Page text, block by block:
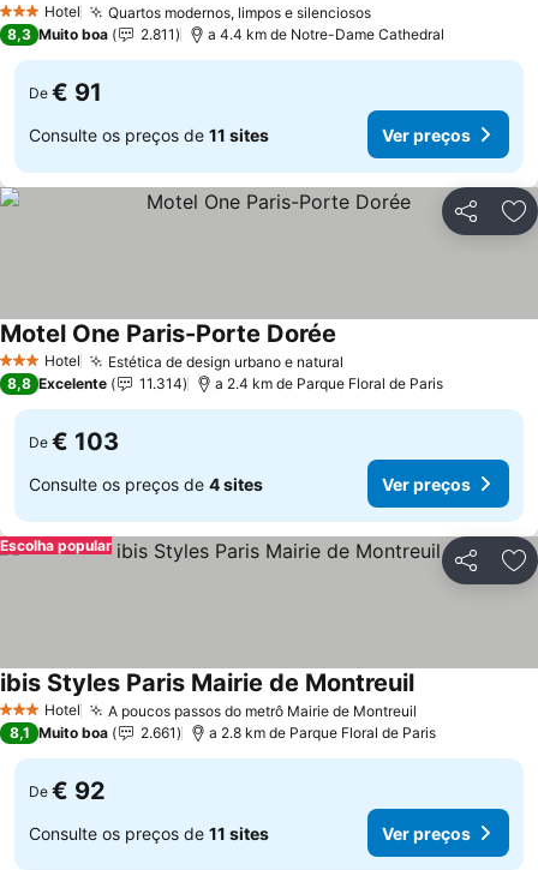
3 EstrelasHotel Quartos modernos, limpos e silenciosos
8,3 Muito boa 2.811 a 4.4 km de Notre-Dame Cathedral
De € 91
Consulte os preços de 11 sites Ver preços
Partilhar
3 EstrelasHotel Estética de design urbano e natural
Motel One Paris-Porte Dorée
8,8 Excelente 11.314 a 2.4 km de Parque Floral de Paris
De € 103
Consulte os preços de 4 sites Ver preços
Partilhar
Escolha popular
3 EstrelasHotel A poucos passos do metrô Mairie de Montreuil
ibis Styles Paris Mairie de Montreuil
8,1 Muito boa 2.661 a 2.8 km de Parque Floral de Paris
De € 92
Consulte os preços de 11 sites Ver preços